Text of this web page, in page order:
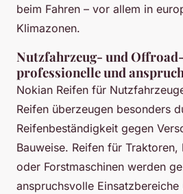
beim Fahren – vor allem in
Klimazonen.
Nutzfahrzeug- und
professionelle und
Nokian Reifen für
Reifen überzeugen besonders
Reifenbeständigkeit gegen
Bauweise. Reifen für Traktoren,
oder Forstmaschinen werden
anspruchsvolle